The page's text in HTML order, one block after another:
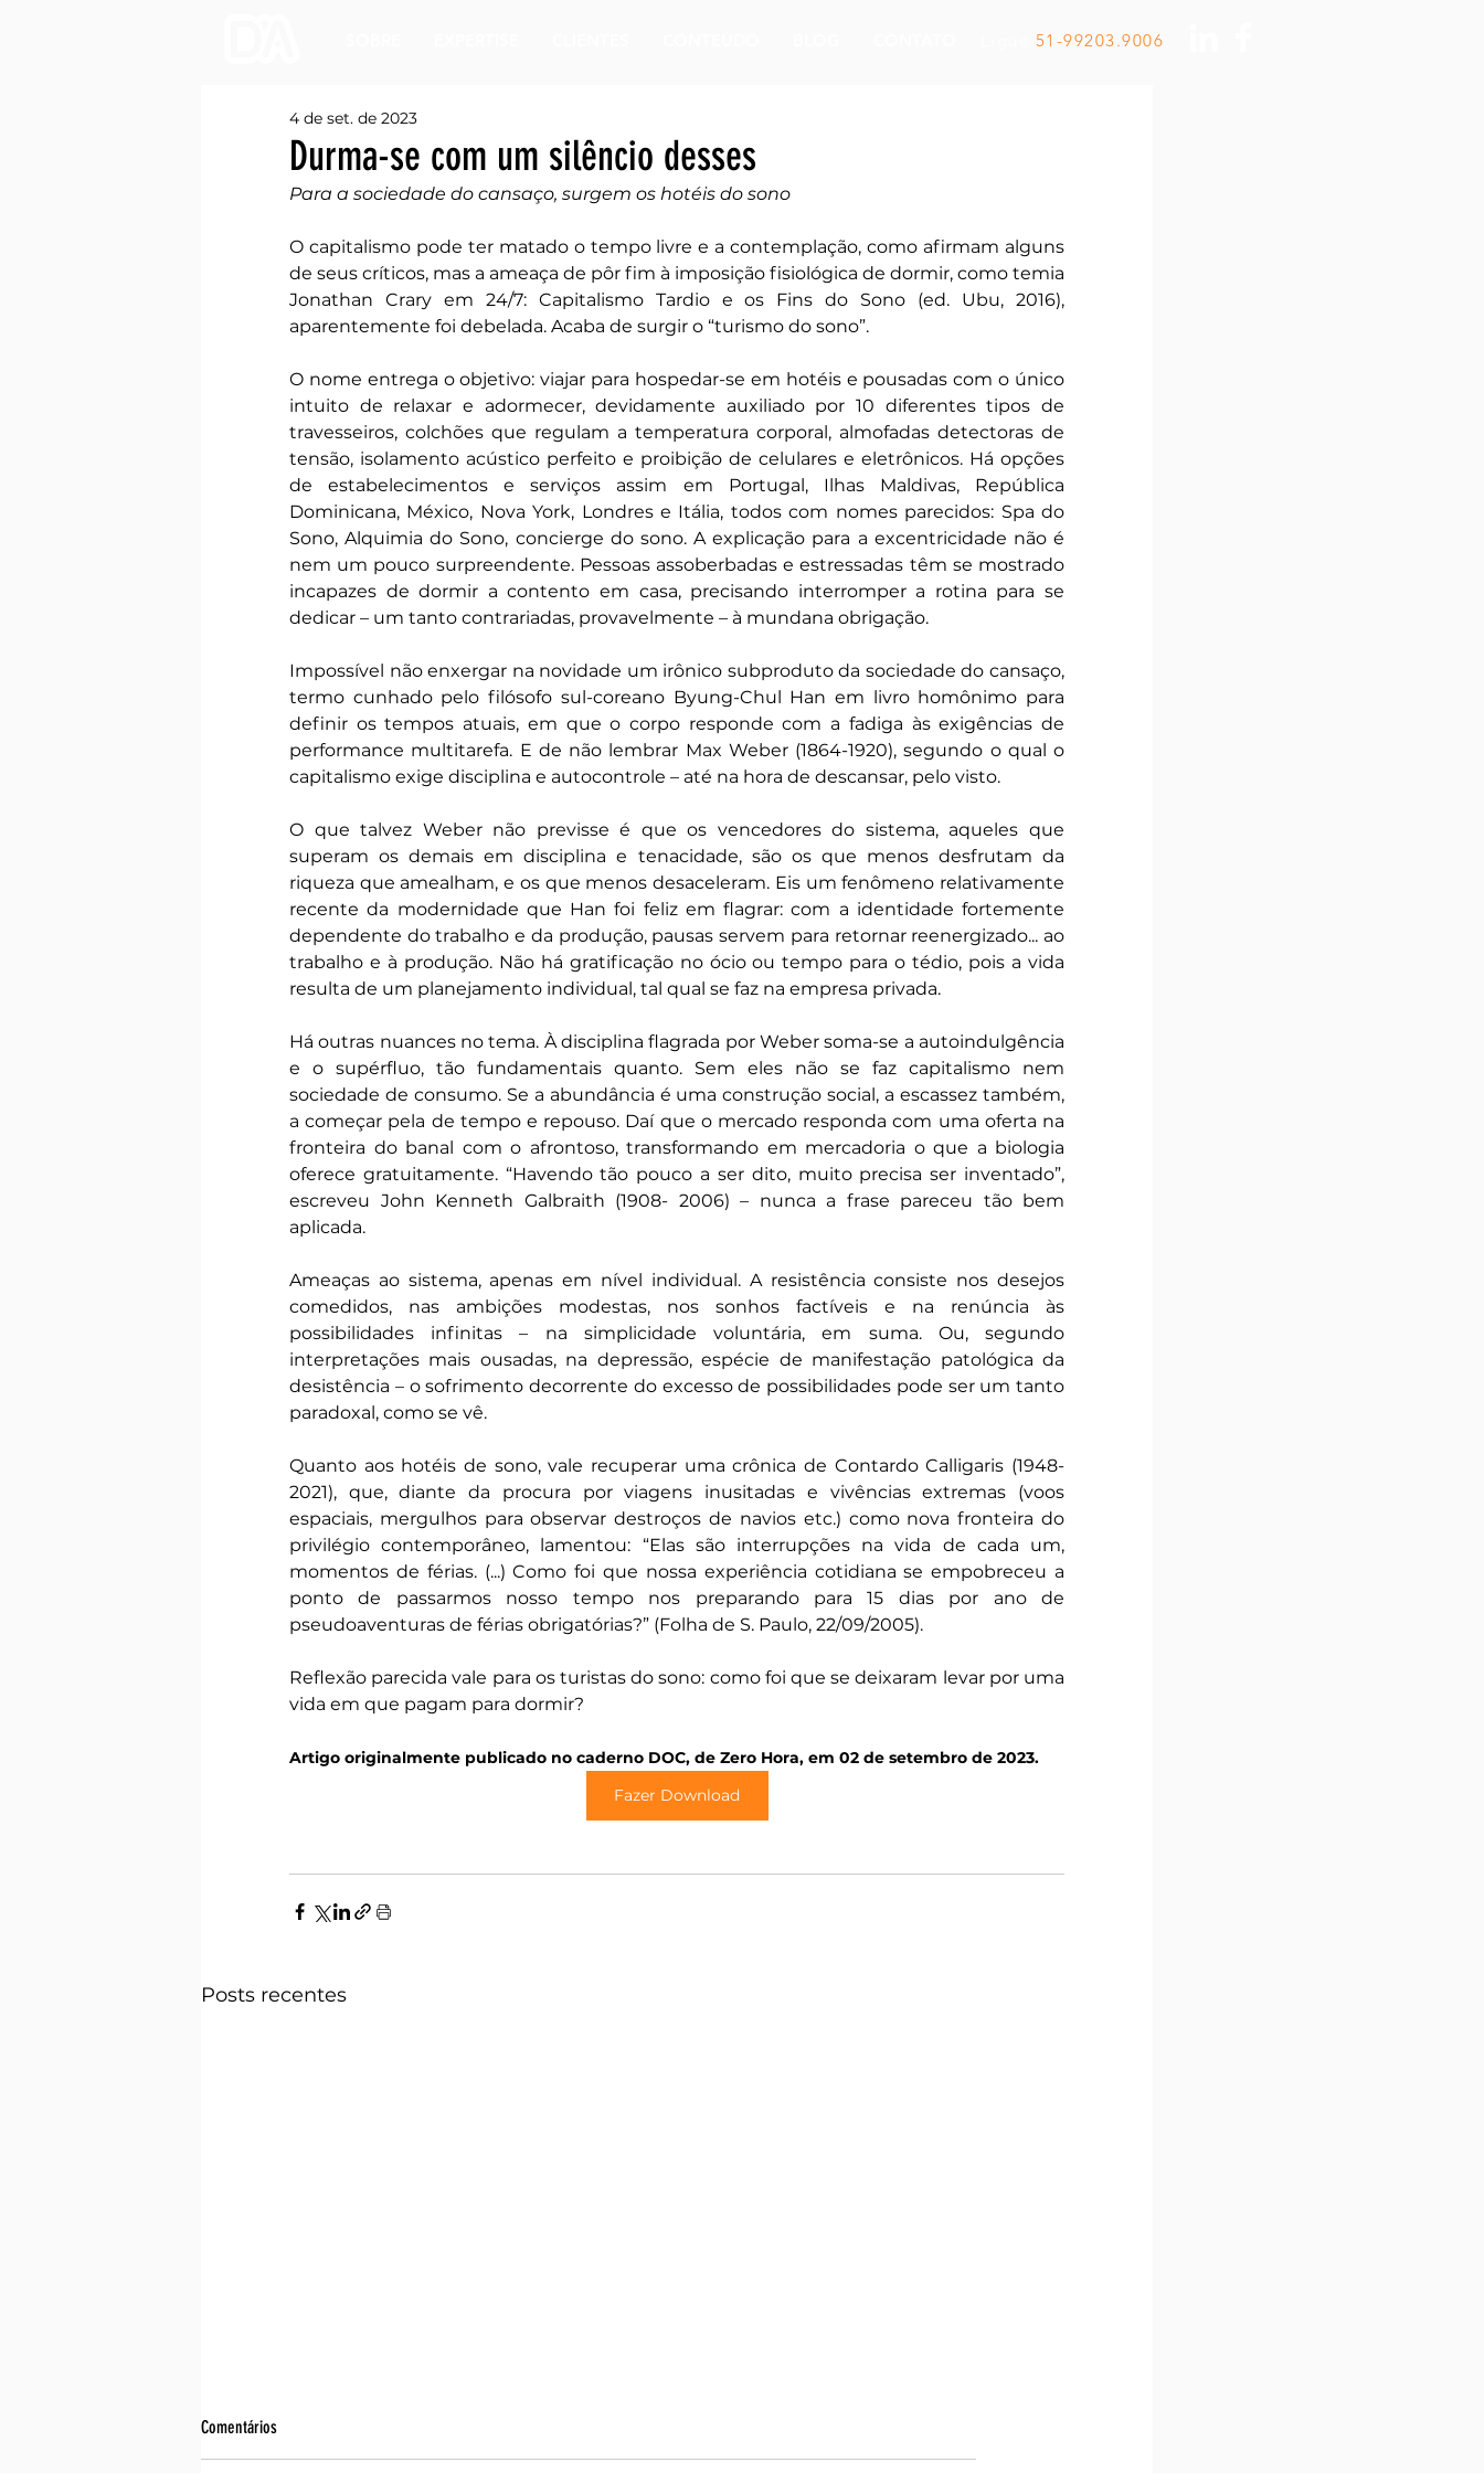
51-99203.9006
Durma-se com um silêncio desses
4 de set. de 2023
Para a sociedade do cansaço, surgem os hotéis do sono
O capitalismo pode ter matado o tempo livre e a contemplação, como afirmam alguns
de seus críticos, mas a ameaça de pôr fim à imposição fisiológica de dormir, como temia
Jonathan Crary em 24/7: Capitalismo Tardio e os Fins do Sono (ed. Ubu, 2016),
aparentemente foi debelada. Acaba de surgir o “turismo do sono”.
O nome entrega o objetivo: viajar para hospedar-se em hotéis e pousadas com o único
intuito de relaxar e adormecer, devidamente auxiliado por 10 diferentes tipos de
travesseiros, colchões que regulam a temperatura corporal, almofadas detectoras de
tensão, isolamento acústico perfeito e proibição de celulares e eletrônicos. Há opções
de estabelecimentos e serviços assim em Portugal, Ilhas Maldivas, República
Dominicana, México, Nova York, Londres e Itália, todos com nomes parecidos: Spa do
Sono, Alquimia do Sono, concierge do sono. A explicação para a excentricidade não é
nem um pouco surpreendente. Pessoas assoberbadas e estressadas têm se mostrado
incapazes de dormir a contento em casa, precisando interromper a rotina para se
dedicar – um tanto contrariadas, provavelmente – à mundana obrigação.
Impossível não enxergar na novidade um irônico subproduto da sociedade do cansaço,
termo cunhado pelo filósofo sul-coreano Byung-Chul Han em livro homônimo para
definir os tempos atuais, em que o corpo responde com a fadiga às exigências de
performance multitarefa. E de não lembrar Max Weber (1864-1920), segundo o qual o
capitalismo exige disciplina e autocontrole – até na hora de descansar, pelo visto.
O que talvez Weber não previsse é que os vencedores do sistema, aqueles que
superam os demais em disciplina e tenacidade, são os que menos desfrutam da
riqueza que amealham, e os que menos desaceleram. Eis um fenômeno relativamente
recente da modernidade que Han foi feliz em flagrar: com a identidade fortemente
dependente do trabalho e da produção, pausas servem para retornar reenergizado... ao
trabalho e à produção. Não há gratificação no ócio ou tempo para o tédio, pois a vida
resulta de um planejamento individual, tal qual se faz na empresa privada.
Há outras nuances no tema. À disciplina flagrada por Weber soma-se a autoindulgência
e o supérfluo, tão fundamentais quanto. Sem eles não se faz capitalismo nem
sociedade de consumo. Se a abundância é uma construção social, a escassez também,
a começar pela de tempo e repouso. Daí que o mercado responda com uma oferta na
fronteira do banal com o afrontoso, transformando em mercadoria o que a biologia
oferece gratuitamente. “Havendo tão pouco a ser dito, muito precisa ser inventado”,
escreveu John Kenneth Galbraith (1908- 2006) – nunca a frase pareceu tão bem
aplicada.
Ameaças ao sistema, apenas em nível individual. A resistência consiste nos desejos
comedidos, nas ambições modestas, nos sonhos factíveis e na renúncia às
possibilidades infinitas – na simplicidade voluntária, em suma. Ou, segundo
interpretações mais ousadas, na depressão, espécie de manifestação patológica da
desistência – o sofrimento decorrente do excesso de possibilidades pode ser um tanto
paradoxal, como se vê.
Quanto aos hotéis de sono, vale recuperar uma crônica de Contardo Calligaris (1948-
2021), que, diante da procura por viagens inusitadas e vivências extremas (voos
espaciais, mergulhos para observar destroços de navios etc.) como nova fronteira do
privilégio contemporâneo, lamentou: “Elas são interrupções na vida de cada um,
momentos de férias. (...) Como foi que nossa experiência cotidiana se empobreceu a
ponto de passarmos nosso tempo nos preparando para 15 dias por ano de
pseudoaventuras de férias obrigatórias?” (Folha de S. Paulo, 22/09/2005).
Reflexão parecida vale para os turistas do sono: como foi que se deixaram levar por uma
vida em que pagam para dormir?
Artigo originalmente publicado no caderno DOC, de Zero Hora, em 02 de setembro de 2023.
Fazer Download
Posts recentes
Comentários